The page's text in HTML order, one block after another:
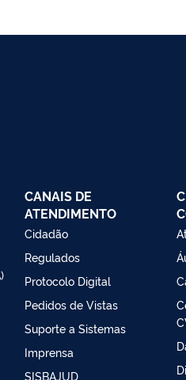
CANAIS DE
ATENDIMENTO
Cidadão
Regulados
Protocolo Digital
Pedidos de Vistas
Suporte a Sistemas
Imprensa
SISBAJUD